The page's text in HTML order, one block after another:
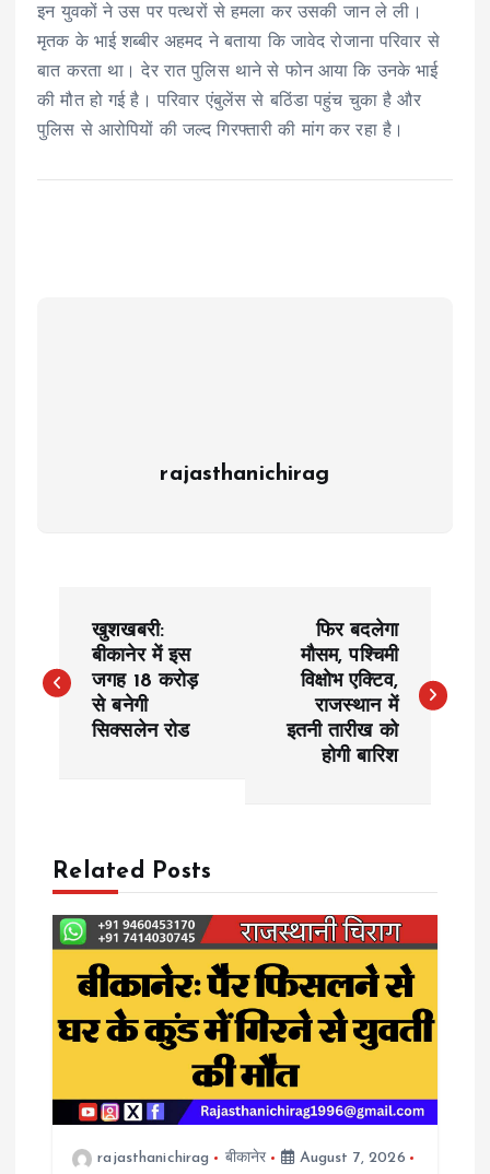
इन युवकों ने उस पर पत्थरों से हमला कर उसकी जान ले ली।
मृतक के भाई शब्बीर अहमद ने बताया कि जावेद रोजाना परिवार से
बात करता था। देर रात पुलिस थाने से फोन आया कि उनके भाई
की मौत हो गई है। परिवार एंबुलेंस से बठिंडा पहुंच चुका है और
पुलिस से आरोपियों की जल्द गिरफ्तारी की मांग कर रहा है।
rajasthanichirag
o
a
v
g
a
खुशखबरी:
बीकानेर में इस
जगह 18 करोड़
से बनेगी
सिक्सलेन रोड
फिर बदलेगा
मौसम, पश्चिमी
विक्षोभ एक्टिव,
राजस्थान में
इतनी तारीख को
होगी बारिश
Related Posts
rajasthanichirag बीकानेर
August 7, 2026